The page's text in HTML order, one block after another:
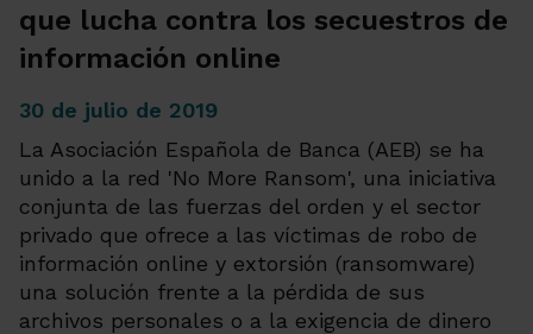
que lucha contra los secuestros de
información online
30 de julio de 2019
La Asociación Española de Banca (AEB) se ha
unido a la red 'No More Ransom', una iniciativa
conjunta de las fuerzas del orden y el sector
privado que ofrece a las víctimas de robo de
información online y extorsión (ransomware)
una solución frente a la pérdida de sus
archivos personales o a la exigencia de dinero